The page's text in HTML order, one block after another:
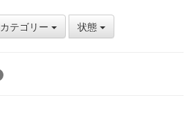
カテゴリー 状態